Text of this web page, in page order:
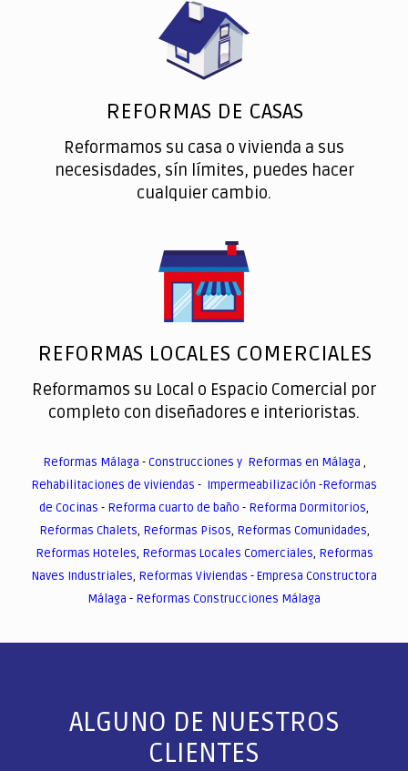
REFORMAS DE CASAS
Reformamos su casa o vivienda a sus
necesisdades, sín límites, puedes hacer
cualquier cambio.
REFORMAS LOCALES COMERCIALES
Reformamos su Local o Espacio Comercial por
completo con diseñadores e interioristas.
Reformas Málaga -Construcciones y Reformas en Málaga ,
Rehabilitaciones de viviendas - Impermeabilización -Reformas
de Cocinas - Reforma cuarto de baño - Reforma Dormitorios,
Reformas Chalets, Reformas Pisos, Reformas Comunidades,
Reformas Hoteles, Reformas Locales Comerciales, Reformas
Naves Industriales, Reformas Viviendas -Empresa Constructora
Málaga - Reformas Construcciones Málaga
ALGUNO DE NUESTROS
CLIENTES